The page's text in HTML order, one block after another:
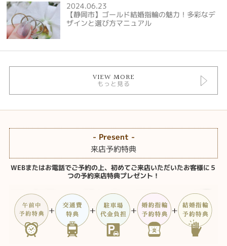
2024.06.23
【静岡市】ゴールド結婚指輪の魅力！多彩なデ
ザインと選び方マニュアル
VIEW MORE
もっと見る
- Present -
来店予約特典
WEBまたはお電話でご予約の上、初めてご来店いただいたお客様に５
つの予約来店特典プレゼント！